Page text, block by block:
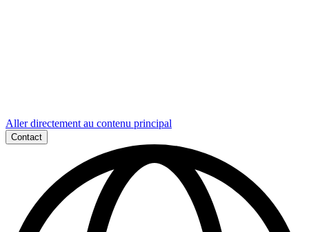
Aller directement au contenu principal
Contact